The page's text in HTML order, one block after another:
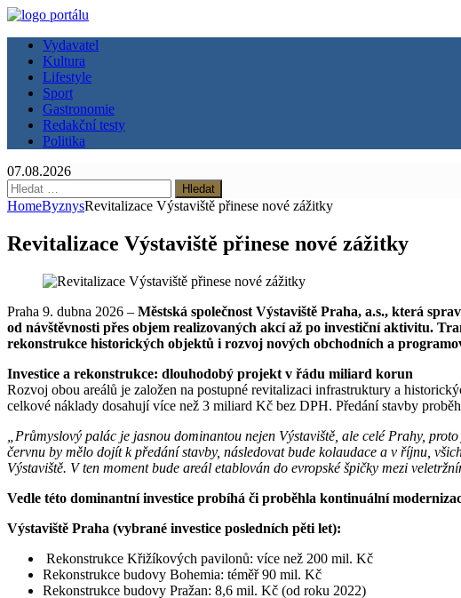
Vydavatel
Kultura
Lifestyle
Sport
Gastronomie
Redakční testy
Politika
07.08.2026
Vyhledávání
HomeByznysRevitalizace Výstaviště přinese nové zážitky
Revitalizace Výstaviště přinese nové zážitky
Praha 9. dubna 2026 – Městská společnost Výstaviště Praha, a.s., která
od návštěvnosti přes objem realizovaných akcí až po investiční aktivitu.
rekonstrukce historických objektů i rozvoj nových obchodních a
Investice a rekonstrukce: dlouhodobý projekt v řádu miliard korun
Rozvoj obou areálů je založen na postupné revitalizaci infrastruktury a
celkové náklady dosahují více než 3 miliard Kč bez DPH. Předání stavby
„Průmyslový palác je jasnou dominantou nejen Výstaviště, ale celé Prahy,
červnu by mělo dojít k předání stavby, následovat bude kolaudace a v říjnu,
Výstaviště. V ten moment bude areál etablován do evropské špičky mezi
Vedle této dominantní investice probíhá či proběhla kontinuální
Výstaviště Praha (vybrané investice posledních pěti let):
Rekonstrukce Křižíkových pavilonů: více než 200 mil. Kč
Rekonstrukce budovy Bohemia: téměř 90 mil. Kč
Rekonstrukce budovy Pražan: 8,6 mil. Kč (od roku 2022)